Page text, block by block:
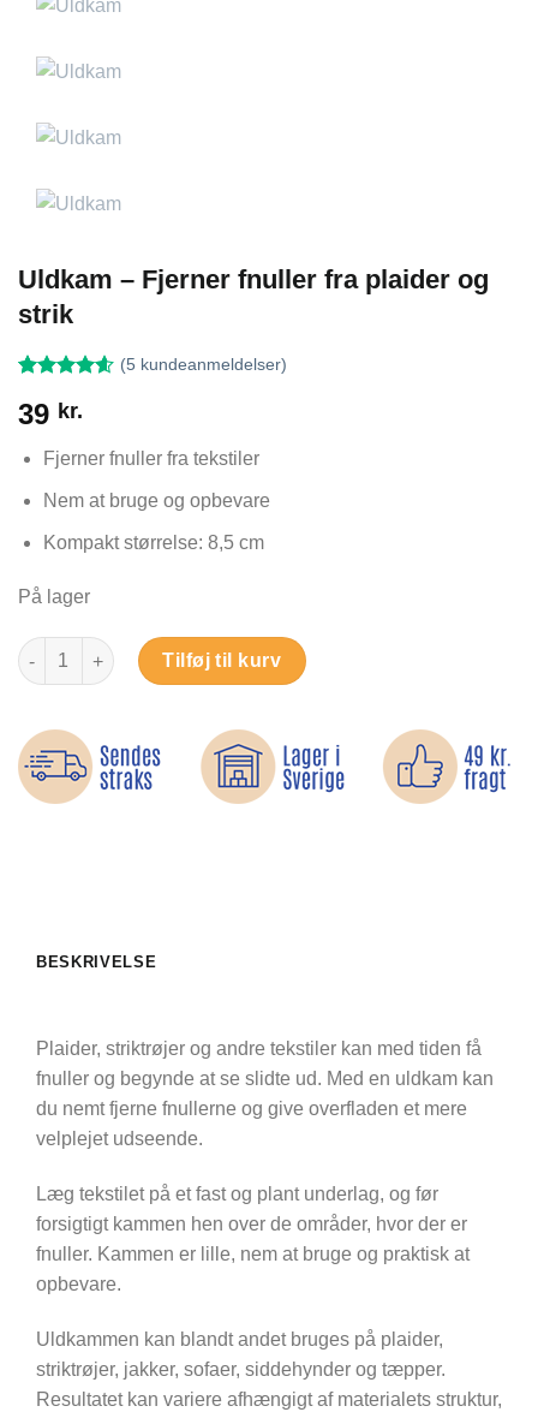
Uldkam – Fjerner fnuller fra plaider og
strik
som
4.6
baseret på
kundebedømmelser
(5 kundeanmeldelser)
39 kr.
Fjerner fnuller fra tekstiler
Nem at bruge og opbevare
Kompakt størrelse: 8,5 cm
På lager
Uldkam – Fjerner fnuller fra plaider og strik antal
Tilføj til kurv
BESKRIVELSE
Plaider, striktrøjer og andre tekstiler kan med tiden få
fnuller og begynde at se slidte ud. Med en uldkam kan
du nemt fjerne fnullerne og give overfladen et mere
velplejet udseende.
Læg tekstilet på et fast og plant underlag, og før
forsigtigt kammen hen over de områder, hvor der er
fnuller. Kammen er lille, nem at bruge og praktisk at
opbevare.
Uldkammen kan blandt andet bruges på plaider,
striktrøjer, jakker, sofaer, siddehynder og tæpper.
Resultatet kan variere afhængigt af materialets struktur,